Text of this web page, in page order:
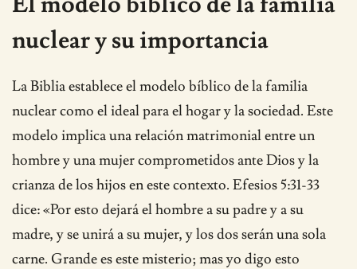
nuclear y su importancia
La Biblia establece el modelo bíblico de la familia
nuclear como el ideal para el hogar y la sociedad. Este
modelo implica una relación matrimonial entre un
hombre y una mujer comprometidos ante Dios y la
crianza de los hijos en este contexto. Efesios 5:31-33
dice: «Por esto dejará el hombre a su padre y a su
madre, y se unirá a su mujer, y los dos serán una sola
carne. Grande es este misterio; mas yo digo esto